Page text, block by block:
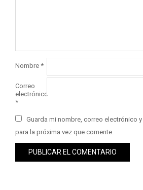
Nombre *
Correo
electrónico
*
Guarda mi nombre, correo electrónico
para la próxima vez que comente.